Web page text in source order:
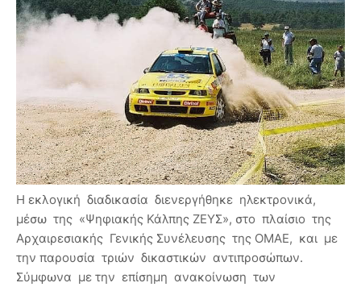
Η εκλογική διαδικασία διενεργήθηκε ηλεκτρονικά,
μέσω της «Ψηφιακής Κάλπης ΖΕΥΣ», στο πλαίσιο της
Αρχαιρεσιακής Γενικής Συνέλευσης της ΟΜΑΕ, και με
την παρουσία τριών δικαστικών αντιπροσώπων.
Σύμφωνα με την επίσημη ανακοίνωση των